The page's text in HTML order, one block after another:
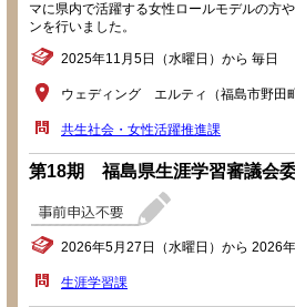
マに県内で活躍する女性ロールモデルの方
ンを行いました。
2025年11月5日（水曜日）から 毎日
ウェディング エルティ（福島市野田
共生社会・女性活躍推進課
第18期 福島県生涯学習審議会
2026年5月27日（水曜日）から 2026
生涯学習課